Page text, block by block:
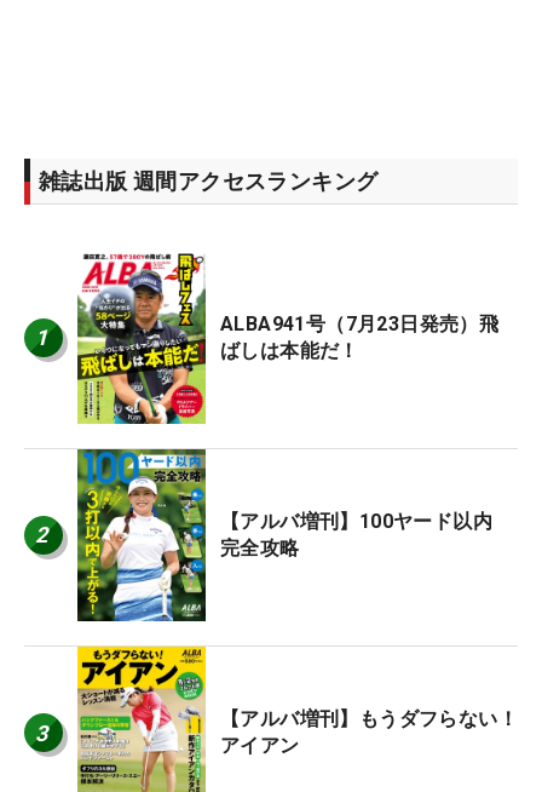
雑誌出版 週間アクセスランキング
1
ALBA941号（7月23日発売）飛
ばしは本能だ！
2
【アルバ増刊】100ヤード以内
完全攻略
3
【アルバ増刊】もうダフらない！
アイアン